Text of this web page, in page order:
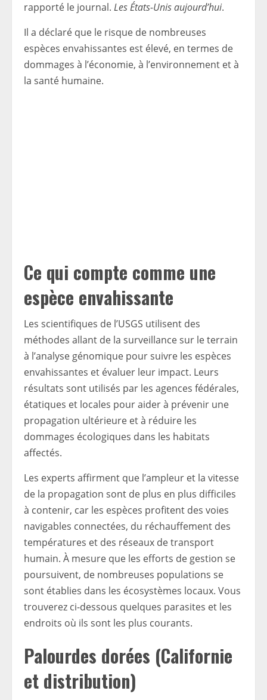
rapporté le journal. Les États-Unis aujourd’hui.
Il a déclaré que le risque de nombreuses
espèces envahissantes est élevé, en termes de
dommages à l’économie, à l’environnement et à
la santé humaine.
Ce qui compte comme une
espèce envahissante
Les scientifiques de l’USGS utilisent des
méthodes allant de la surveillance sur le terrain
à l’analyse génomique pour suivre les espèces
envahissantes et évaluer leur impact. Leurs
résultats sont utilisés par les agences fédérales,
étatiques et locales pour aider à prévenir une
propagation ultérieure et à réduire les
dommages écologiques dans les habitats
affectés.
Les experts affirment que l’ampleur et la vitesse
de la propagation sont de plus en plus difficiles
à contenir, car les espèces profitent des voies
navigables connectées, du réchauffement des
températures et des réseaux de transport
humain. À mesure que les efforts de gestion se
poursuivent, de nombreuses populations se
sont établies dans les écosystèmes locaux. Vous
trouverez ci-dessous quelques parasites et les
endroits où ils sont les plus courants.
Palourdes dorées (Californie
et distribution)